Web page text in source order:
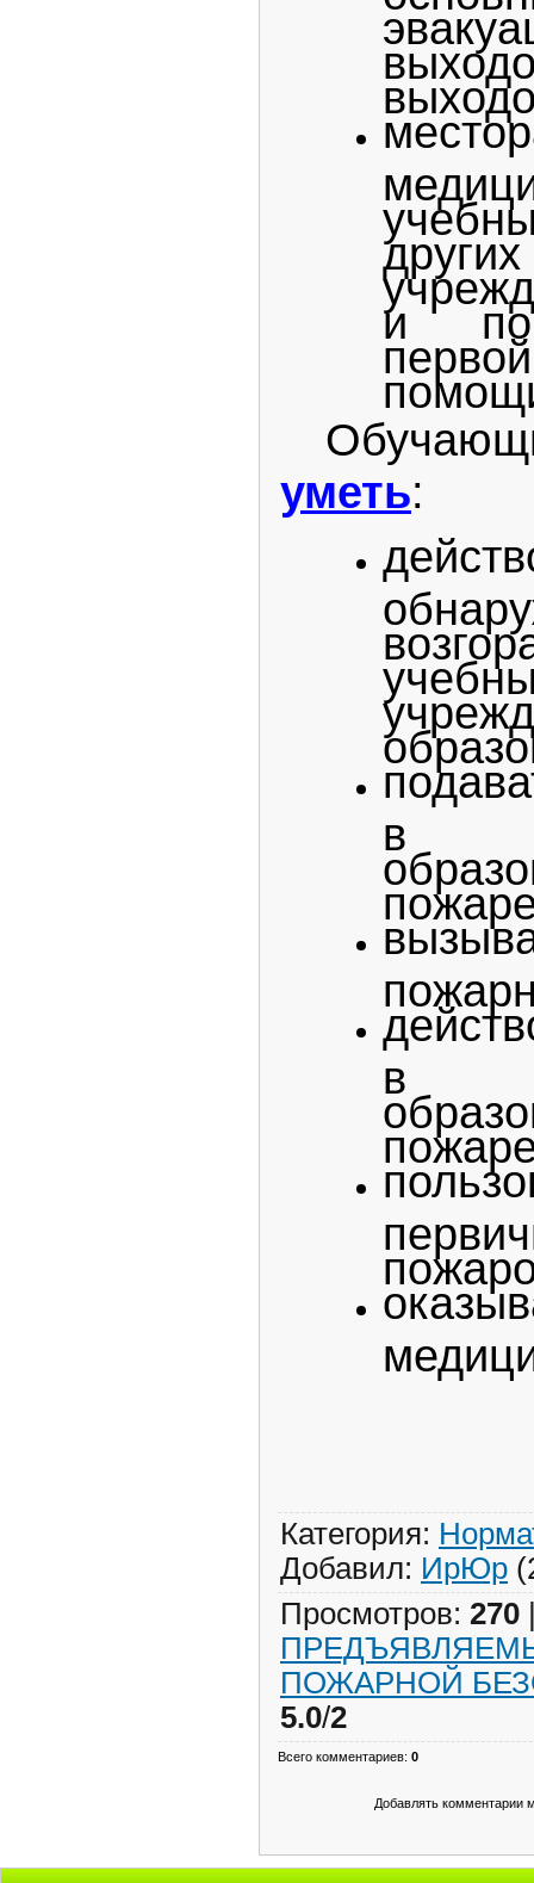
и
уметь:
в
в
Категория:
Добавил: ИрЮр
Просмотров: 270
ПОЖАРНОЙ
5.0/2
Всего комментариев: 0
Добавлять комментарии